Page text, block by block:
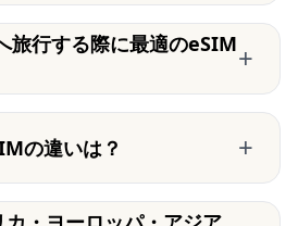
旅行する際に最適のeSIM+
の違いは？ +